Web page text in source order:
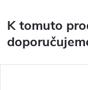
K tomuto